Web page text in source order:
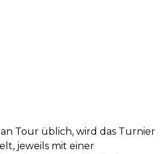
Tour üblich, wird das Turnier
jeweils mit einer